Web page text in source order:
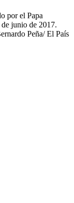
por el Papa
junio de 2017.
Peña/ El País